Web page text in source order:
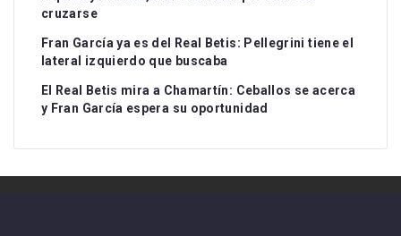
cruzarse
Fran García ya es del Real Betis: Pellegrini tiene el
lateral izquierdo que buscaba
El Real Betis mira a Chamartín: Ceballos se acerca
y Fran García espera su oportunidad